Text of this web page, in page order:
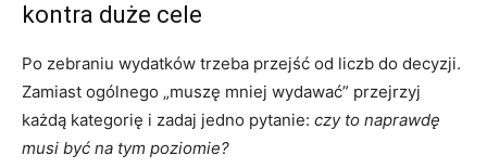
kontra duże cele
Po zebraniu wydatków trzeba przejść od liczb do decyzji.
Zamiast ogólnego „muszę mniej wydawać” przejrzyj
każdą kategorię i zadaj jedno pytanie: czy to naprawdę
musi być na tym poziomie?